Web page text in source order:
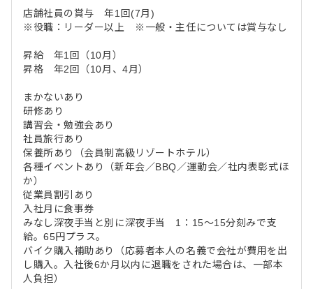
店舗社員の賞与 年1回(7月)
※役職：リーダー以上 ※一般・主任については賞与なし
昇給 年1回（10月）
昇格 年2回（10月、4月）
まかないあり
研修あり
講習会・勉強会あり
社員旅行あり
保養所あり（会員制高級リゾートホテル）
各種イベントあり（新年会／BBQ／運動会／社内表彰式ほ
か）
従業員割引あり
入社月に食事券
みなし深夜手当と別に深夜手当 1：15～15分刻みで支
給。65円プラス。
バイク購入補助あり（応募者本人の名義で会社が費用を出
し購入。入社後6か月以内に退職をされた場合は、一部本
人負担）